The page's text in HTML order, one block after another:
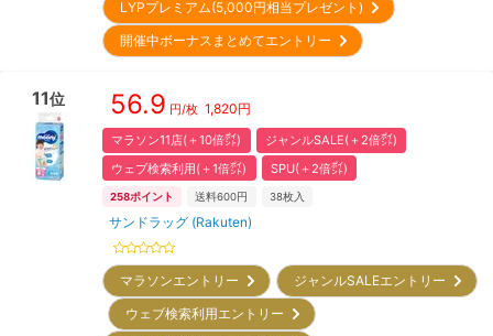
LYPプレミアム(5,000円相当プレゼント)
開催中ボーナスまとめてエントリー
11位 56.9 円/枚 1,820円
マラソン11店(＋10倍㌽)
ジャンルSALE(＋2倍㌽)
ウェブ検索利用(＋1倍㌽)
SPU(＋2倍㌽)
258ポイント 送料600円 38枚入
サンドラッグ (Rakuten)
マラソンエントリー
ジャンルSALEエントリー
ウェブ検索利用エントリー